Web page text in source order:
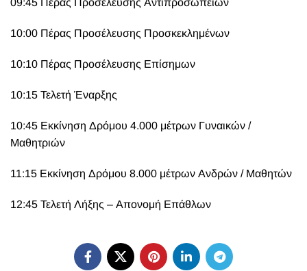
09:45 Πέρας Προσέλευσης Αντιπροσωπειών
10:00 Πέρας Προσέλευσης Προσκεκλημένων
10:10 Πέρας Προσέλευσης Επίσημων
10:15 Τελετή Έναρξης
10:45 Εκκίνηση Δρόμου 4.000 μέτρων Γυναικών /
Μαθητριών
11:15 Εκκίνηση Δρόμου 8.000 μέτρων Ανδρών / Μαθητών
12:45 Τελετή Λήξης – Απονομή Επάθλων